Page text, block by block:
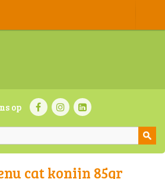
op
cat konijn 85gr